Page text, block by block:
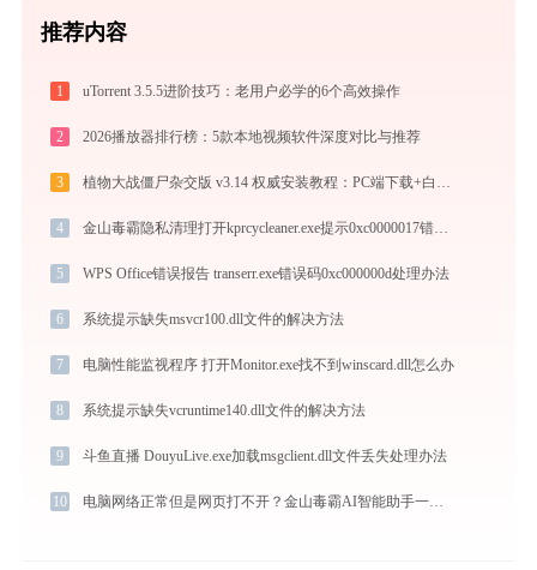
推荐内容
1 uTorrent 3.5.5进阶技巧：老用户必学的6个高效操作
2 2026播放器排行榜：5款本地视频软件深度对比与推荐
3
4 金山毒霸隐私清理打开kprcycleaner.exe提示0xc0000017错误码怎么办
5 WPS Office错误报告 transerr.exe错误码0xc000000d处理办法
6 系统提示缺失msvcr100.dll文件的解决方法
7 电脑性能监视程序 打开Monitor.exe找不到winscard.dll怎么办
8 系统提示缺失vcruntime140.dll文件的解决方法
9 斗鱼直播 DouyuLive.exe加载msgclient.dll文件丢失处理办法
10 电脑网络正常但是网页打不开？金山毒霸AI智能助手一键修复